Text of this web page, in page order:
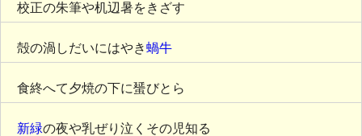
校正の朱筆や机辺暑をきざす
殻の渦しだいにはやき蝸牛
食終へて夕焼の下に蜑びとら
新緑の夜や乳ぜり泣くその児知る